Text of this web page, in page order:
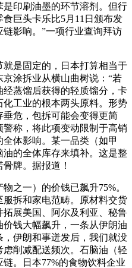
印刷油墨的环节溶剂。但行
巨头卡乐比5月11日颁布发
影响。”一项行业查询拜访
是固定的，日本打算相当于
涂拆业从横山曲树说：“若
蒸馏后获得的轻质馏分，卡
工业的根本两头原料。形势
危，包拆可能会变得更简
称，将此项变动限制于高销
体影响。某一品类（如甲
的全体库存来填补。这是整
牌。据报道！
一）的价钱已飙升75%。
拆和家电范畴。原材料交货
展美国、阿尔及利亚、秘鲁
钱大幅飙升，一条从伊朗油
伊朗和事迸发后，我们就没
削减配送频次。石脑油（轻
。日本77%的食物饮料企业